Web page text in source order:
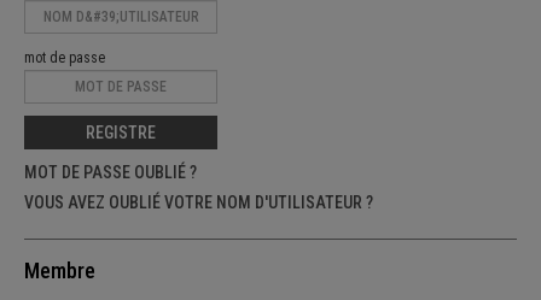
mot de passe
REGISTRE
MOT DE PASSE OUBLIÉ ?
VOUS AVEZ OUBLIÉ VOTRE NOM D'UTILISATEUR ?
Membre